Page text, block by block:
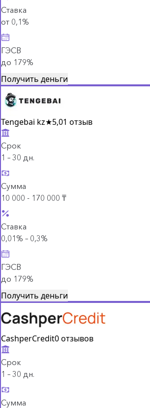
Ставка
от 0,1%
ГЭСВ
до 179%
Получить деньги
Tengebai kz★5,01 отзыв
Срок
1 – 30 дн.
Сумма
10 000 - 170 000 ₸
Ставка
0,01% – 0,3%
ГЭСВ
до 179%
Получить деньги
CashperCredit0 отзывов
Срок
1 – 30 дн.
Сумма